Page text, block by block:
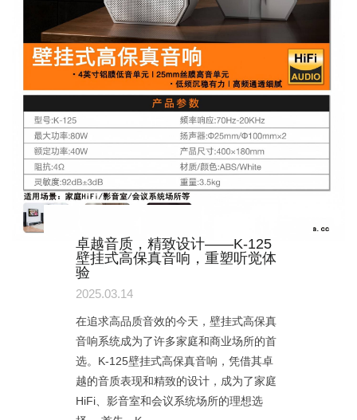
卓越音质，精致设计——K-125
壁挂式高保真音响，重塑听觉体
验
2025.03.14
在追求高品质音效的今天，壁挂式高保真
音响系统成为了许多家庭和商业场所的首
选。K-125壁挂式高保真音响，凭借其卓
越的音质表现和精致的设计，成为了家庭
HiFi、影音室和会议系统场所的理想选